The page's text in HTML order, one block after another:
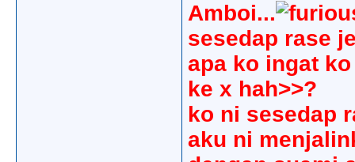
Amboi...
sesedap rase
apa ko ingat
ke x hah>>?
ko ni sesedap
aku ni